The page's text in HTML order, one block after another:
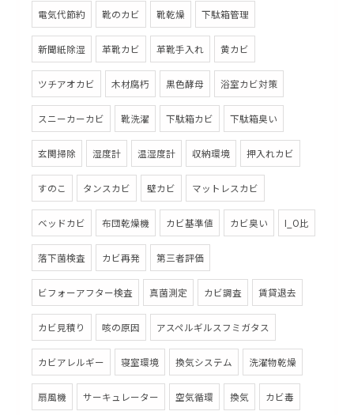
電気代節約 靴のカビ 靴乾燥 下駄箱管理
新聞紙除湿 革靴カビ 革靴手入れ 黄カビ
ツチアオカビ 木材腐朽 黒色酵母 浴室カビ対策
スニーカーカビ 靴洗濯 下駄箱カビ 下駄箱臭い
玄関掃除 湿度計 温湿度計 収納環境 押入れカビ
すのこ タンスカビ 壁カビ マットレスカビ
ベッドカビ 布団乾燥機 カビ基準値 カビ臭い I_O比
落下菌検査 カビ再発 第三者評価
ビフォーアフター検査 真菌測定 カビ調査 賃貸退去
カビ見積り 咳の原因 アスペルギルスフミガタス
カビアレルギー 寝室環境 換気システム 洗濯物乾燥
扇風機 サーキュレーター 空気循環 換気 カビ毒